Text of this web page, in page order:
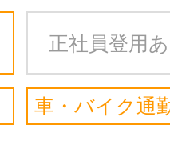
正社員登用
車・バイク通